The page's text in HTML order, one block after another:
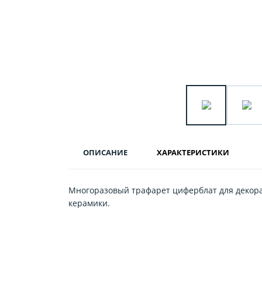
ОПИСАНИЕ ХАРАКТЕРИСТИКИ
Многоразовый трафарет циферблат для
керамики.